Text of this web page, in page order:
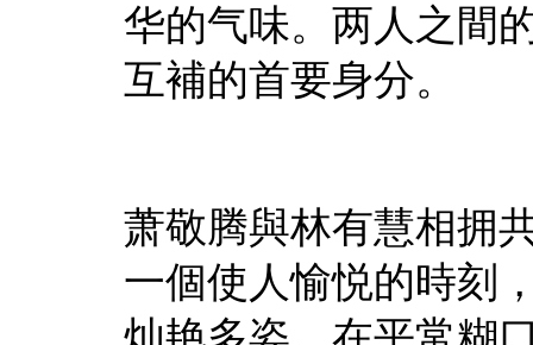
华的气味。两人之間
互補的首要身分。
萧敬腾與林有慧相拥
一個使人愉悦的時刻